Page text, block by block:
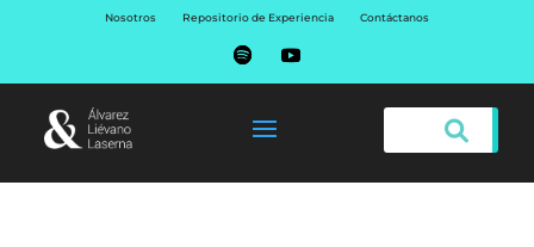
Nosotros Repositorio de Experiencia Contáctanos